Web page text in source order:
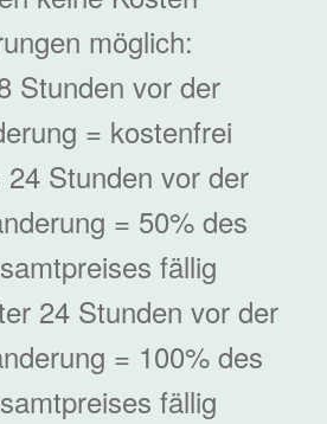
möglich:
Stunden vor der
= kostenfrei
24 Stunden vor der
= 50% des
fällig
24 Stunden vor der
= 100% des
fällig